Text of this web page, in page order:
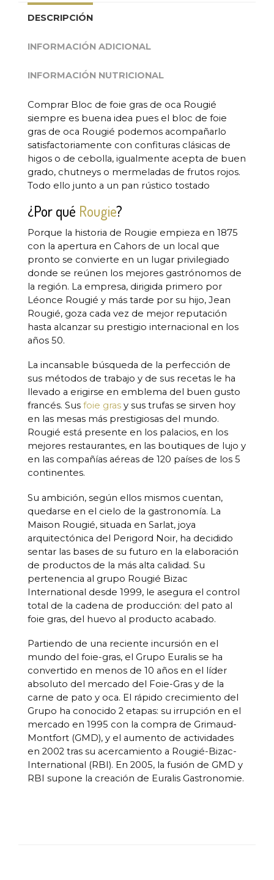
DESCRIPCIÓN
INFORMACIÓN ADICIONAL
INFORMACIÓN NUTRICIONAL
Comprar Bloc de foie gras de oca Rougié
siempre es buena idea pues el bloc de foie
gras de oca Rougié podemos acompañarlo
satisfactoriamente con confituras clásicas de
higos o de cebolla, igualmente acepta de buen
grado, chutneys o mermeladas de frutos rojos.
Todo ello junto a un pan rústico tostado
¿Por qué Rougie?
Porque la historia de Rougie empieza en 1875
con la apertura en Cahors de un local que
pronto se convierte en un lugar privilegiado
donde se reúnen los mejores gastrónomos de
la región. La empresa, dirigida primero por
Léonce Rougié y más tarde por su hijo, Jean
Rougié, goza cada vez de mejor reputación
hasta alcanzar su prestigio internacional en los
años 50.
La incansable búsqueda de la perfección de
sus métodos de trabajo y de sus recetas le ha
llevado a erigirse en emblema del buen gusto
francés. Sus foie gras y sus trufas se sirven hoy
en las mesas más prestigiosas del mundo.
Rougié está presente en los palacios, en los
mejores restaurantes, en las boutiques de lujo y
en las compañías aéreas de 120 países de los 5
continentes.
Su ambición, según ellos mismos cuentan,
quedarse en el cielo de la gastronomía. La
Maison Rougié, situada en Sarlat, joya
arquitectónica del Perigord Noir, ha decidido
sentar las bases de su futuro en la elaboración
de productos de la más alta calidad. Su
pertenencia al grupo Rougié Bizac
International desde 1999, le asegura el control
total de la cadena de producción: del pato al
foie gras, del huevo al producto acabado.
Partiendo de una reciente incursión en el
mundo del foie-gras, el Grupo Euralis se ha
convertido en menos de 10 años en el líder
absoluto del mercado del Foie-Gras y de la
carne de pato y oca. El rápido crecimiento del
Grupo ha conocido 2 etapas: su irrupción en el
mercado en 1995 con la compra de Grimaud-
Montfort (GMD), y el aumento de actividades
en 2002 tras su acercamiento a Rougié-Bizac-
International (RBI). En 2005, la fusión de GMD y
RBI supone la creación de Euralis Gastronomie.